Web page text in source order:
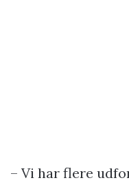
– Vi har flere